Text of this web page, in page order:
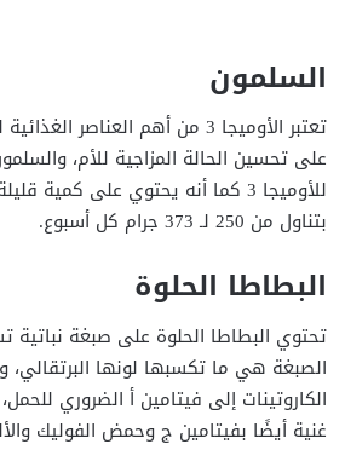
السلمون
تعتبر الأوميجا 3 من أهم العناصر
على تحسين الحالة المزاجية للأم،
للأوميجا 3 كما أنه يحتوي على
بتناول من 250 لـ 373 جرام كل أسبوع.
البطاطا الحلوة
تحتوي البطاطا الحلوة على صبغة نباتية
الصبغة هي ما تكسبها لونها
الكاروتينات إلى فيتامين أ الضروري
غنية أيضًا بفيتامين ج وحمض الفوليك